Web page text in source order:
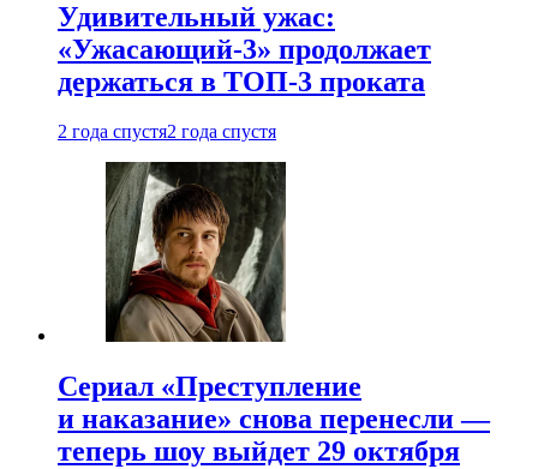
Удивительный ужас:
«Ужасающий-3» продолжает
держаться в ТОП-3 проката
2 года спустя2 года спустя
Сериал «Преступление
и наказание» снова перенесли —
теперь шоу выйдет 29 октября